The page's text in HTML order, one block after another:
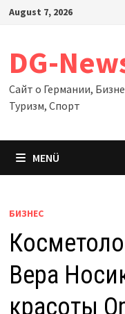
Zum
August 7, 2026
DG-
Сайт о Германии,
Туризм, Спорт
MENÜ
БИЗНЕС
Вера
красоты